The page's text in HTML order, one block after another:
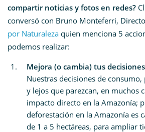
compartir noticias y fotos en redes?
conversó con Bruno Monteferri,
por Naturaleza quien menciona 5
podemos realizar:
Mejora (o cambia) tus
Nuestras decisiones de
y lejos que parezcan, en muchos
impacto directo en la Amazonía;
deforestación en la Amazonía es
de 1 a 5 hectáreas, para ampliar